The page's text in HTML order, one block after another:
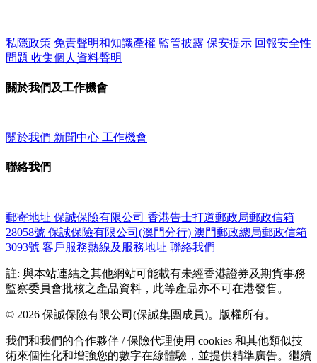
私隱政策 免責聲明和知識產權 監管披露 保安提示 回報安全性
問題 收集個人資料聲明
關於我們及工作機會
關於我們 新聞中心 工作機會
聯絡我們
郵寄地址 保誠保險有限公司 香港告士打道郵政局郵政信箱
28058號 保誠保險有限公司(澳門分行) 澳門郵政總局郵政信箱
3093號 客戶服務熱線及服務地址 聯絡我們
註: 與本站連結之其他網站可能載有未經香港證券及期貨事務
監察委員會批核之產品資料，此等產品亦不可在港發售。
© 2026 保誠保險有限公司(保誠集團成員)。版權所有。
我們和我們的合作夥伴 / 保險代理使用 cookies 和其他類似技
術來個性化和增強您的數字在線體驗，並提供精準廣告。繼續